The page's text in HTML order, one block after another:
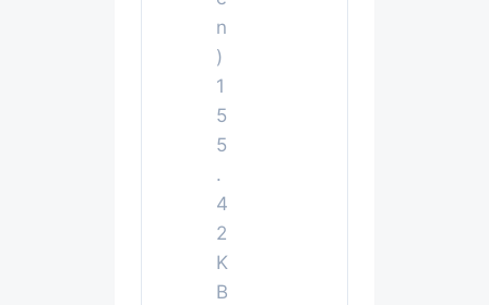
n
)
1
5
5
.
4
2
K
B